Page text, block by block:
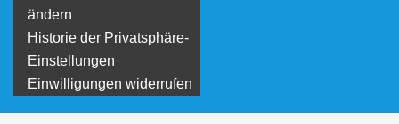
ändern
Historie der Privatsphäre-
Einstellungen
Einwilligungen widerrufen